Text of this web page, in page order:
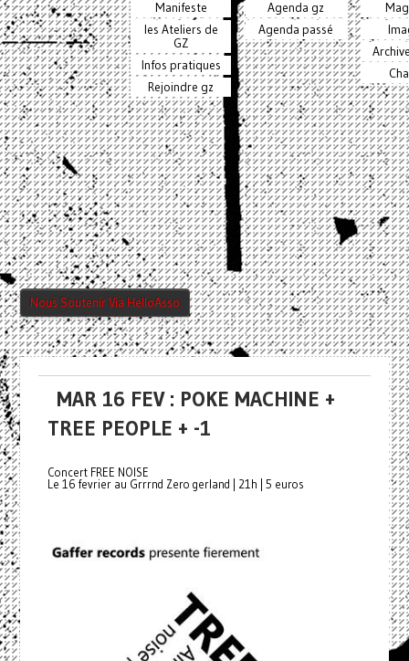
Manifeste
les Ateliers de
GZ
Infos pratiques
Rejoindre gz
Agenda gz
Agenda passé
Nous Soutenir Via HelloAsso
MAR 16 FEV : POKE MACHINE +
TREE PEOPLE + -1
Concert FREE NOISE
Le 16 fevrier au Grrrnd Zero gerland | 21h | 5 euros